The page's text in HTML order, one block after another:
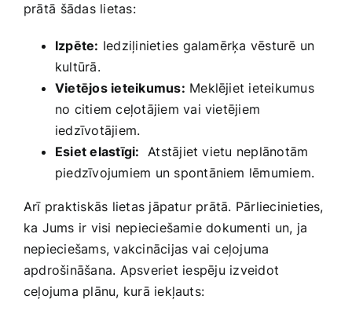
prātā⁤ šādas ‌lietas:
Izpēte: Iedziļinieties galamērķa vēsturē ‌un
kultūrā.
Vietējos ieteikumus: ‌Meklējiet ieteikumus ​
no citiem ceļotājiem vai vietējiem
iedzīvotājiem.
Esiet elastīgi: ‍ Atstājiet vietu neplānotām
piedzīvojumiem un spontāniem lēmumiem.
Arī praktiskās lietas jāpatur prātā. Pārliecinieties,
ka ‍Jums ir visi nepieciešamie dokumenti un, ja⁤
nepieciešams, ‍vakcinācijas vai ceļojuma
apdrošināšana. Apsveriet ⁤iespēju izveidot
ceļojuma plānu, kurā iekļauts: